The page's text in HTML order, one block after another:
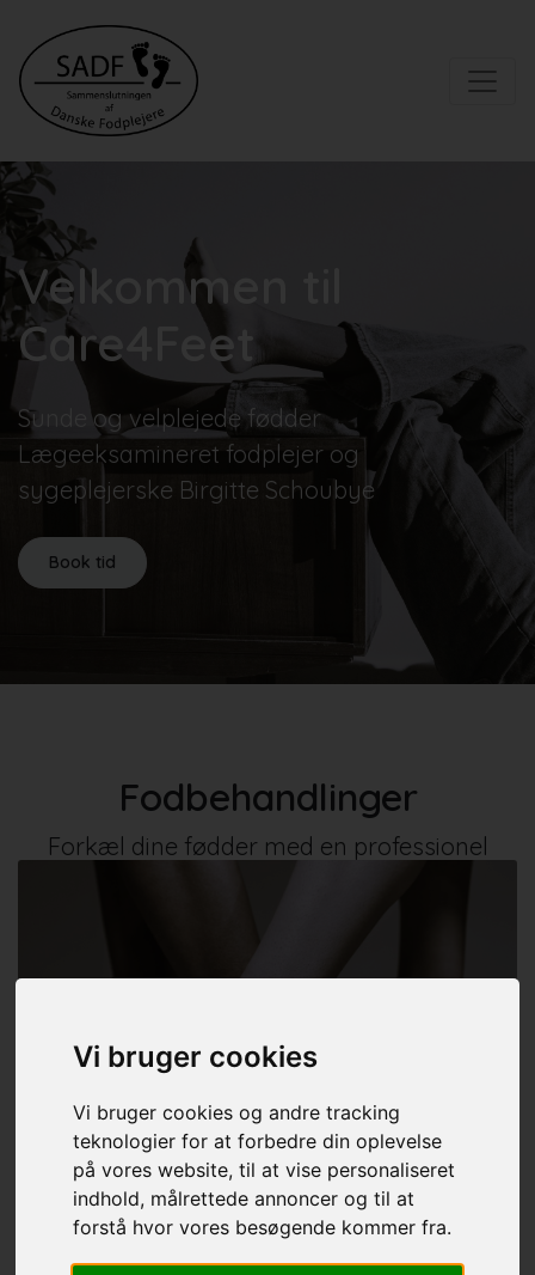
Vi bruger cookies
Vi bruger cookies og andre tracking
teknologier for at forbedre din oplevelse
på vores website, til at vise personaliseret
indhold, målrettede annoncer og til at
forstå hvor vores besøgende kommer fra.
Velkommen til
Care4Feet
Sunde og velplejede fødder
Lægeeksamineret fodplejer og
sygeplejerske Birgitte Schoubye
Book tid
Fodbehandlinger
Forkæl dine fødder med en professionel